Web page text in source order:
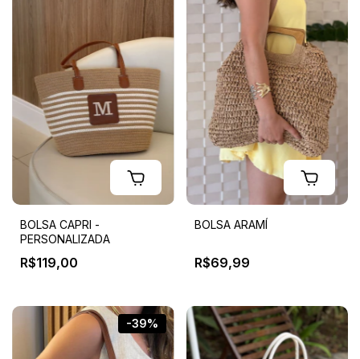
BOLSA CAPRI -
PERSONALIZADA
R$119,00
BOLSA ARAMÍ
R$69,99
-39%